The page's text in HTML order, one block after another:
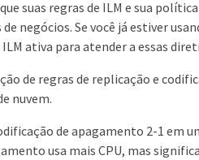
suas regras de ILM e sua
negócios. Se você já estiver
ativa para atender a essas
de regras de replicação e
nuvem.
de apagamento 2-1 em
usa mais CPU, mas